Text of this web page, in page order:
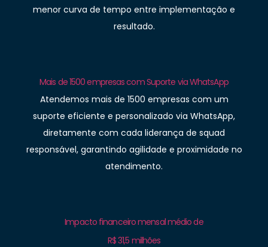
menor curva de tempo entre implementação e
resultado.
Mais de 1500 empresas com Suporte via WhatsApp
Atendemos mais de 1500 empresas com um
suporte eficiente e personalizado via WhatsApp,
diretamente com cada liderança de squad
responsável, garantindo agilidade e proximidade no
atendimento.
Impacto financeiro mensal médio de
R$ 31,5 milhões